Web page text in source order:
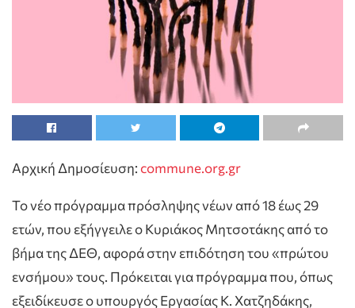
Αρχική Δημοσίευση:commune.org.gr
Το νέο πρόγραμμα πρόσληψης νέων από 18 έως 29
ετών, που εξήγγειλε ο Κυριάκος Μητσοτάκης από το
βήμα της ΔΕΘ, αφορά στην επιδότηση του «πρώτου
ενσήμου» τους. Πρόκειται για πρόγραμμα που, όπως
εξειδίκευσε o υπουργός Εργασίας Κ. Χατζηδάκης,